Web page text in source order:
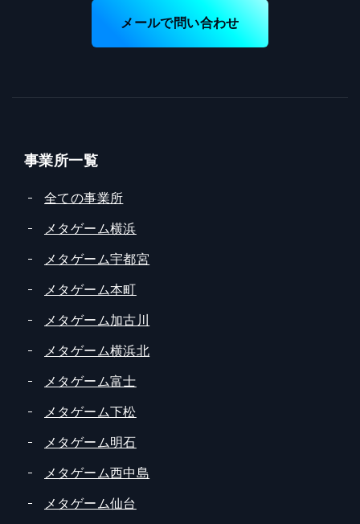
メールで問い合わせ
事業所一覧
全ての事業所
メタゲーム横浜
メタゲーム宇都宮
メタゲーム本町
メタゲーム加古川
メタゲーム横浜北
メタゲーム富士
メタゲーム下松
メタゲーム明石
メタゲーム西中島
メタゲーム仙台